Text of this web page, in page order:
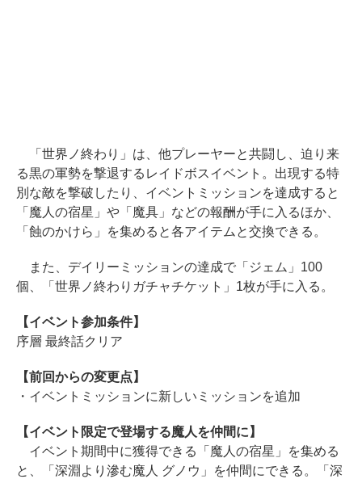
「世界ノ終わり」は、他プレーヤーと共闘し、迫り来
る黒の軍勢を撃退するレイドボスイベント。出現する特
別な敵を撃破したり、イベントミッションを達成すると
「魔人の宿星」や「魔具」などの報酬が手に入るほか、
「蝕のかけら」を集めると各アイテムと交換できる。
また、デイリーミッションの達成で「ジェム」100
個、「世界ノ終わりガチャチケット」1枚が手に入る。
【イベント参加条件】
序層 最終話クリア
【前回からの変更点】
・イベントミッションに新しいミッションを追加
【イベント限定で登場する魔人を仲間に】
イベント期間中に獲得できる「魔人の宿星」を集める
と、「深淵より滲む魔人 グノウ」を仲間にできる。「深